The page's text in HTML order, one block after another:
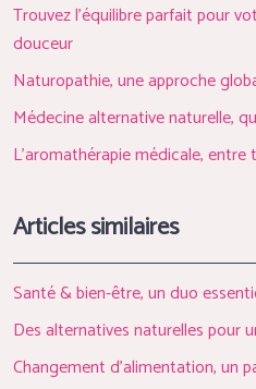
Trouvez l’équilibre parfait pour
douceur
Naturopathie, une approche
Médecine alternative naturelle,
L’aromathérapie médicale,
Articles similaires
Santé & bien-être, un duo
Des alternatives naturelles pour
Changement d’alimentation, un